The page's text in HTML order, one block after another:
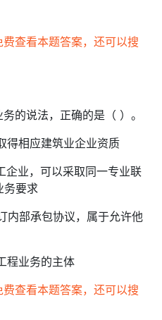
查看本题答案，还可以搜
的说法，正确的是（ ）。
得相应建筑业企业资质
企业，可以采取同一专业联
务要求
内部承包协议，属于允许他
程业务的主体
查看本题答案，还可以搜